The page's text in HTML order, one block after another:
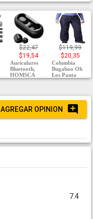
$22,47
$19,54
Auriculares
Bluetooth,
HOMSCA
$119,99
$20,35
Columbia
Bugaboo Oh
Los Panta
AGREGAR OPINION
7.4